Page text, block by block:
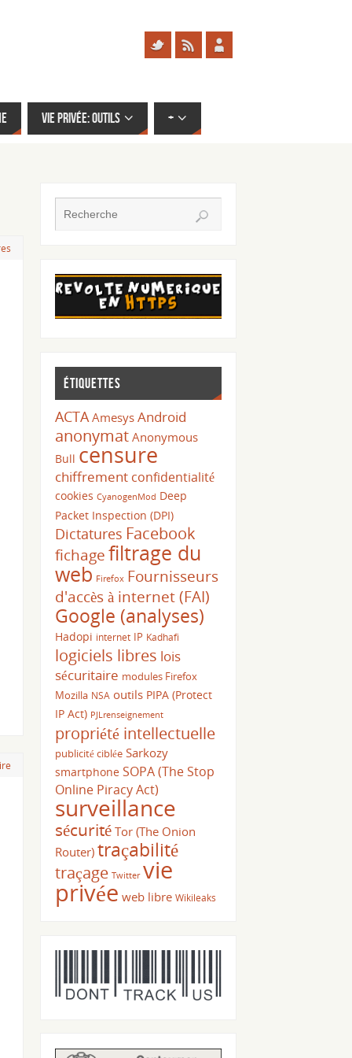
Vie privée: outils +
Étiquettes
ACTA Amesys Android
anonymat Anonymous
Bull censure
chiffrement confidentialité
cookies CyanogenMod Deep
Packet Inspection (DPI)
Dictatures Facebook
fichagefiltrage du
web Firefox Fournisseurs
d'accès à internet (FAI)
Google (analyses)
Hadopi internet IP Kadhafi
logiciels libres lois
sécuritaire modules Firefox
Mozilla NSA outils PIPA (Protect
IP Act) PJLrenseignement
propriété intellectuelle
publicité ciblée Sarkozy
smartphone SOPA (The Stop
Online Piracy Act)
surveillance
sécurité Tor (The Onion
Router) traçabilité
traçage Twitter vie
privée web libre Wikileaks